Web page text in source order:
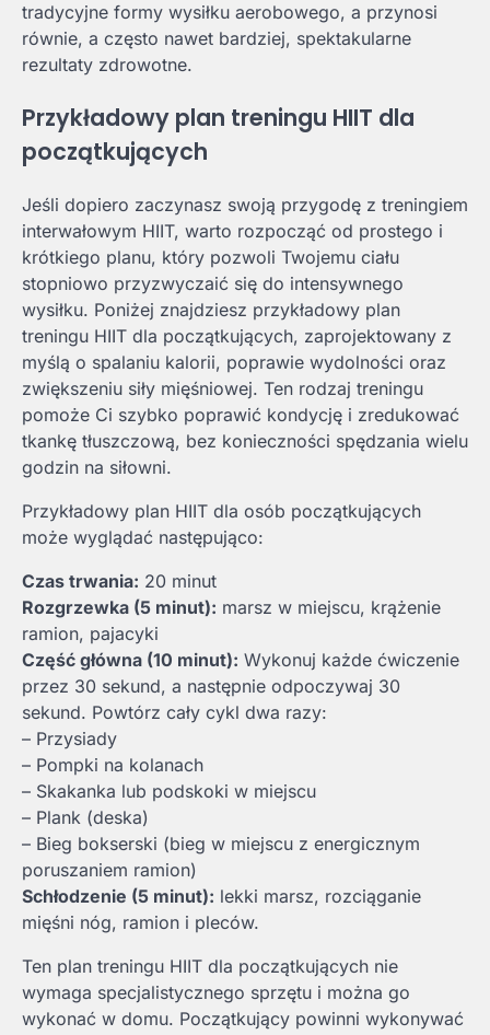
tradycyjne formy wysiłku aerobowego, a przynosi
równie, a często nawet bardziej, spektakularne
rezultaty zdrowotne.
Przykładowy plan treningu HIIT dla
początkujących
Jeśli dopiero zaczynasz swoją przygodę z treningiem
interwałowym HIIT, warto rozpocząć od prostego i
krótkiego planu, który pozwoli Twojemu ciału
stopniowo przyzwyczaić się do intensywnego
wysiłku. Poniżej znajdziesz przykładowy plan
treningu HIIT dla początkujących, zaprojektowany z
myślą o spalaniu kalorii, poprawie wydolności oraz
zwiększeniu siły mięśniowej. Ten rodzaj treningu
pomoże Ci szybko poprawić kondycję i zredukować
tkankę tłuszczową, bez konieczności spędzania wielu
godzin na siłowni.
Przykładowy plan HIIT dla osób początkujących
może wyglądać następująco:
Czas trwania: 20 minut
Rozgrzewka (5 minut): marsz w miejscu, krążenie
ramion, pajacyki
Część główna (10 minut): Wykonuj każde ćwiczenie
przez 30 sekund, a następnie odpoczywaj 30
sekund. Powtórz cały cykl dwa razy:
– Przysiady
– Pompki na kolanach
– Skakanka lub podskoki w miejscu
– Plank (deska)
– Bieg bokserski (bieg w miejscu z energicznym
poruszaniem ramion)
Schłodzenie (5 minut): lekki marsz, rozciąganie
mięśni nóg, ramion i pleców.
Ten plan treningu HIIT dla początkujących nie
wymaga specjalistycznego sprzętu i można go
wykonać w domu. Początkujący powinni wykonywać